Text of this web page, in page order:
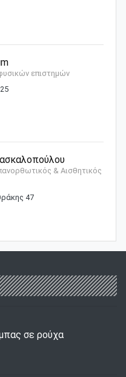
επιστημών
& Αισθητικός
47
σε ρούχα